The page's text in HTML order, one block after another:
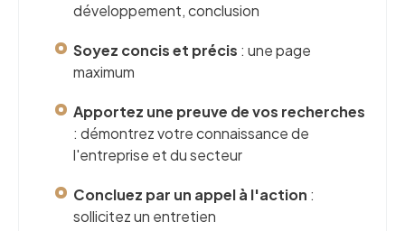
développement, conclusion
Soyez concis et précis : une page
maximum
Apportez une preuve de vos recherches
: démontrez votre connaissance de
l'entreprise et du secteur
Concluez par un appel à l'action :
sollicitez un entretien